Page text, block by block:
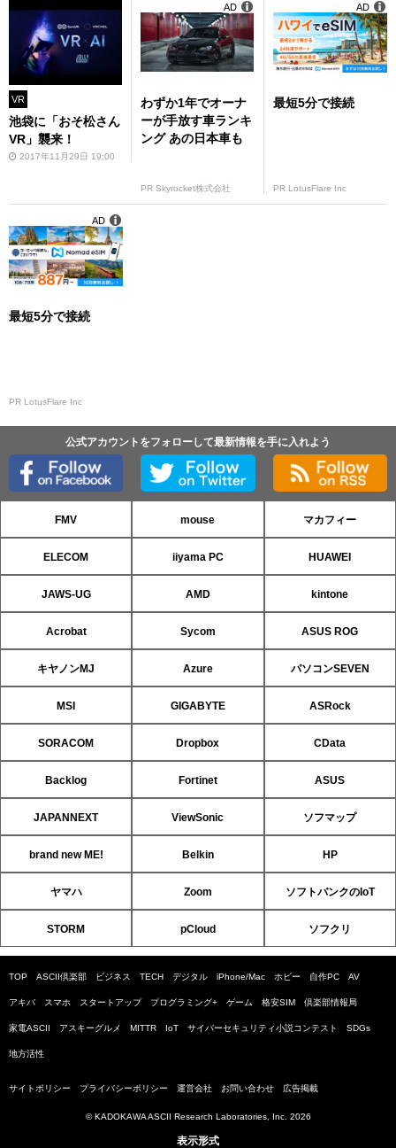
VR
池袋に「おそ松さん
VR」襲来！
2017年11月29日 19:00
わずか1年でオーナ
ーが手放す車ランキ
ング あの日本車も
PR Skyrocket株式会社
AD
最短5分で接続
PR LotusFlare Inc
AD
最短5分で接続
PR LotusFlare Inc
AD
公式アカウントをフォローして最新情報を手に入れよう
FMV mouse マカフィー
ELECOM iiyama PC HUAWEI
JAWS-UG AMD kintone
Acrobat Sycom ASUS ROG
キヤノンMJ Azure パソコンSEVEN
MSI GIGABYTE ASRock
SORACOM Dropbox CData
Backlog Fortinet ASUS
JAPANNEXT ViewSonic ソフマップ
brand new ME! Belkin HP
ヤマハ Zoom ソフトバンクのIoT
STORM pCloud ソフクリ
TOP ASCII倶楽部 ビジネス TECH デジタル iPhone/Mac ホビー 自作PC AV
アキバ スマホ スタートアップ プログラミング+ ゲーム 格安SIM 倶楽部情報局
家電ASCII アスキーグルメ MITTR IoT サイバーセキュリティ小説コンテスト SDGs
地方活性
サイトポリシー プライバシーポリシー 運営会社 お問い合わせ 広告掲載
© KADOKAWA ASCII Research Laboratories, Inc. 2026
表示形式